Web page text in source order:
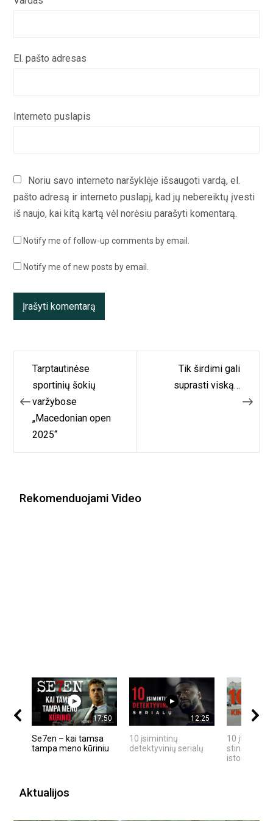
El. pašto adresas
Interneto puslapis
Noriu savo interneto naršyklėje išsaugoti vardą, el.
pašto adresą ir interneto puslapį, kad jų nebereiktų įvesti
iš naujo, kai kitą kartą vėl norėsiu parašyti komentarą.
Notify me of follow-up comments by email.
Notify me of new posts by email.
Navigacija
tarp
įrašų
Tarptautinėse
sportinių šokių
varžybose
„Macedonian open
2025“
Tik širdimi gali
suprasti viską…
Rekomenduojami Video
17:50
Se7en – kai tamsa
tampa meno kūriniu
12:25
10 įsimintinų
detektyvinių serialų
10 įtemptų,
stingdančių
istorijų
Aktualijos